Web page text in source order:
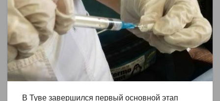
В Туве завершился первый основной этап